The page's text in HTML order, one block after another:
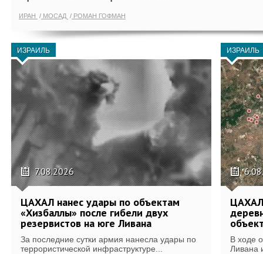
ИРАН МОСАД РОМАН ГОФМАН
ИЗРАИЛЬ
7.08.2026
ЦАХАЛ нанес удары по объектам
«Хизбаллы» после гибели двух
резервистов на юге Ливана
За последние сутки армия нанесла удары по
террористической инфраструктуре...
ИЗРАИЛЬ
В ходе
Ливана